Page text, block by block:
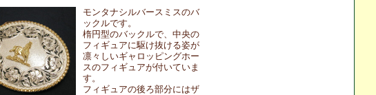
モンタナシルバースミスのバ
ックルです。
楕円型のバックルで、中央の
フィギュアに駆け抜ける姿が
凛々しいギャロッピングホー
スのフィギュアが付いていま
す。
フィギュアの後ろ部分にはザ